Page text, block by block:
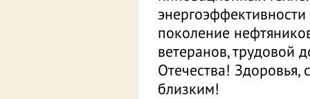
поколение
ветеранов, трудовой
Отечества! Здоровья,
близким!